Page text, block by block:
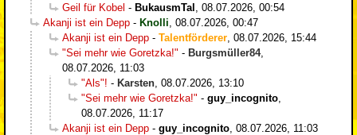
Geil für Kobel - BukausmTal
08.07.2026, 00:54
Akanji ist ein Depp - Knolli 08.07.2026, 00:47
Akanji ist ein Depp - Talentförderer 08.07.2026, 15:44
"Sei mehr wie Goretzka!" - Burgsmüller84,
08.07.2026, 11:03
"Als"! - Karsten 08.07.2026, 13:10
"Sei mehr wie Goretzka!" - guy_incognito
08.07.2026, 11:17
Akanji ist ein Depp - guy_incognito 08.07.2026, 11:03